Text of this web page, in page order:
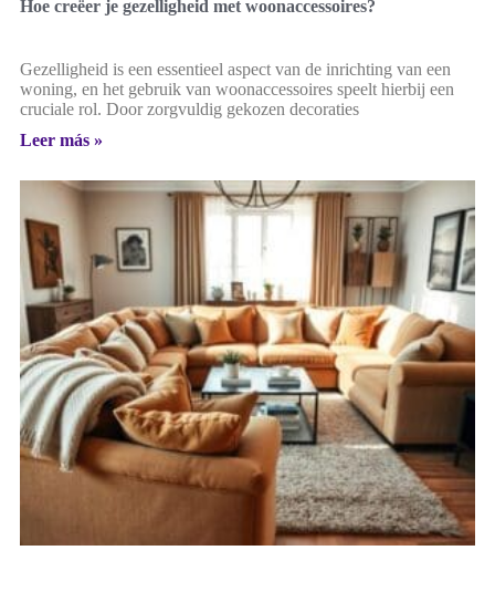
Hoe creëer je gezelligheid met woonaccessoires?
Gezelligheid is een essentieel aspect van de inrichting van een
woning, en het gebruik van woonaccessoires speelt hierbij een
cruciale rol. Door zorgvuldig gekozen decoraties
Leer más »